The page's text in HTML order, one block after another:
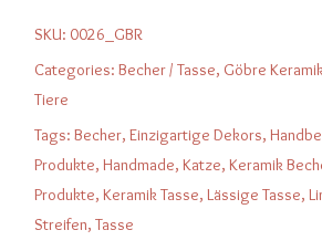
SKU: 0026_GBR
Categories: Becher / Tasse, Göbre
Tiere
Tags: Becher, Einzigartige Dekors,
Produkte, Handmade, Katze, Keramik
Produkte, Keramik Tasse, Lässige Tasse,
Streifen, Tasse